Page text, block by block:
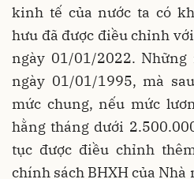
kinh tế của nước ta có
hưu đã được điều chỉnh
ngày 01/01/2022.
ngày 01/01/1995, mà
mức chung, nếu mức
hằng tháng dưới
tục được điều chỉnh
chính sách BHXH của